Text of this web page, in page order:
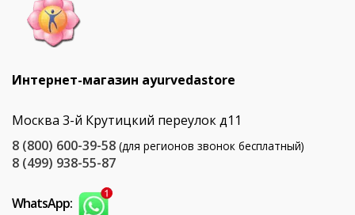
Интернет-магазин ayurvedastore
Москва 3-й Крутицкий переулок д11
8 (800) 600-39-58 (для регионов звонок бесплатный)
8 (499) 938-55-87
WhatsApp: